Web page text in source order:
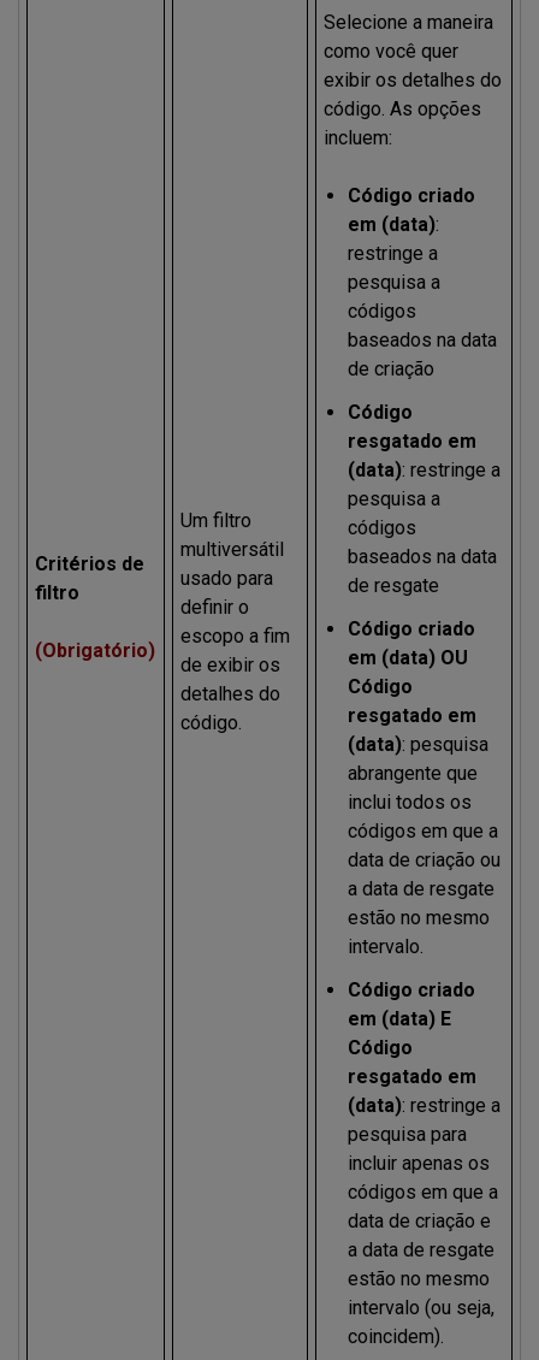
Critérios de
filtro
(Obrigatório)
Um filtro
multiversátil
usado para
definir o
escopo a fim
de exibir os
detalhes do
código.
Selecione a maneira
como você quer
exibir os detalhes do
código. As opções
incluem:
Código criado
em (data):
restringe a
pesquisa a
códigos
baseados na data
de criação
Código
resgatado em
(data): restringe a
pesquisa a
códigos
baseados na data
de resgate
Código criado
em (data) OU
Código
resgatado em
(data): pesquisa
abrangente que
inclui todos os
códigos em que a
data de criação ou
a data de resgate
estão no mesmo
intervalo.
Código criado
em (data) E
Código
resgatado em
(data): restringe a
pesquisa para
incluir apenas os
códigos em que a
data de criação e
a data de resgate
estão no mesmo
intervalo (ou seja,
coincidem).